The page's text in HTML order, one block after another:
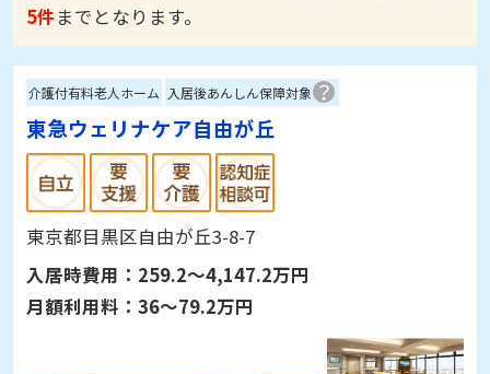
5件までとなります。
介護付有料老人ホーム 入居後あんしん保障対象
東急ウェリナケア自由が丘
東京都目黒区自由が丘3-8-7
入居時費用： 259.2～4,147.2万円
月額利用料： 36～79.2万円